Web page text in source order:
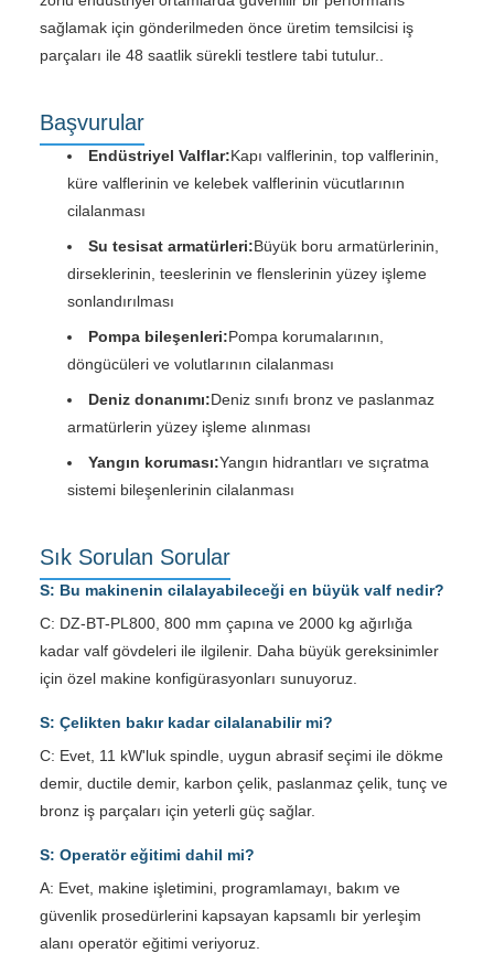
sağlamak için gönderilmeden önce üretim temsilcisi iş
parçaları ile 48 saatlik sürekli testlere tabi tutulur..
Başvurular
Endüstriyel Valflar:Kapı valflerinin, top valflerinin,
küre valflerinin ve kelebek valflerinin vücutlarının
cilalanması
Su tesisat armatürleri:Büyük boru armatürlerinin,
dirseklerinin, teeslerinin ve flenslerinin yüzey işleme
sonlandırılması
Pompa bileşenleri:Pompa korumalarının,
döngücüleri ve volutlarının cilalanması
Deniz donanımı:Deniz sınıfı bronz ve paslanmaz
armatürlerin yüzey işleme alınması
Yangın koruması:Yangın hidrantları ve sıçratma
sistemi bileşenlerinin cilalanması
Sık Sorulan Sorular
S: Bu makinenin cilalayabileceği en büyük valf nedir?
C: DZ-BT-PL800, 800 mm çapına ve 2000 kg ağırlığa
kadar valf gövdeleri ile ilgilenir. Daha büyük gereksinimler
için özel makine konfigürasyonları sunuyoruz.
S: Çelikten bakır kadar cilalanabilir mi?
C: Evet, 11 kW'luk spindle, uygun abrasif seçimi ile dökme
demir, ductile demir, karbon çelik, paslanmaz çelik, tunç ve
bronz iş parçaları için yeterli güç sağlar.
S: Operatör eğitimi dahil mi?
A: Evet, makine işletimini, programlamayı, bakım ve
güvenlik prosedürlerini kapsayan kapsamlı bir yerleşim
alanı operatör eğitimi veriyoruz.